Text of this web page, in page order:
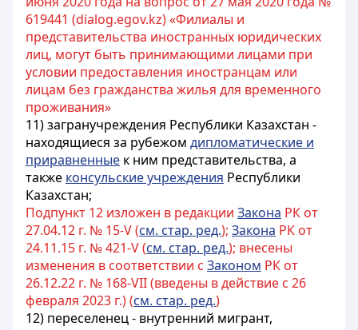
619441 (dialog.egov.kz) «Филиалы и
представительства иностранных юридических
лиц, могут быть принимающими лицами при
условии предоставления иностранцам или
лицам без гражданства жилья для временного
проживания»
11) загранучреждения Республики Казахстан -
находящиеся за рубежом дипломатические и
приравненные к ним представительства, а
также консульские учреждения Республики
Казахстан;
Подпункт 12 изложен в редакции Закона РК от
27.04.12 г. № 15-V (см. стар. ред.); Закона РК от
24.11.15 г. № 421-V (см. стар. ред.); внесены
изменения в соответствии с Законом РК от
26.12.22 г. № 168-VII (введены в действие с 26
февраля 2023 г.) (см. стар. ред.)
12) переселенец - внутренний мигрант,